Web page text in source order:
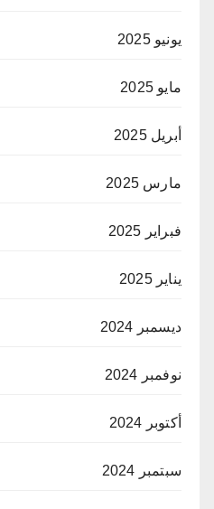
يونيو 2025
مايو 2025
أبريل 2025
مارس 2025
فبراير 2025
يناير 2025
ديسمبر 2024
نوفمبر 2024
أكتوبر 2024
سبتمبر 2024